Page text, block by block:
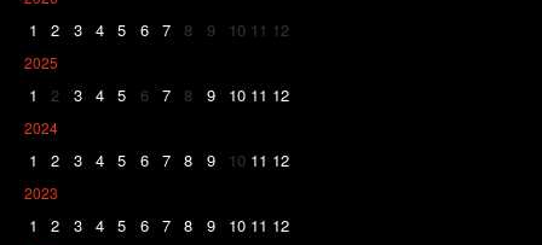
1 2 3 4 5 6 7 8 9 10 11 12
2025
1 2 3 4 5 6 7 8 9 10 11 12
2024
1 2 3 4 5 6 7 8 9 10 11 12
2023
1 2 3 4 5 6 7 8 9 10 11 12